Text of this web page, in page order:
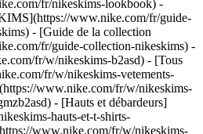
fr/nikeskims-lookbook) -
www.nike.com/fr/guide-
- [Guide de la collection
fr/guide-collection-nikeskims) -
fr/w/nikeskims-b2asd) - [Tous
fr/w/nikeskims-vetements-
www.nike.com/fr/w/nikeskims-
- [Hauts et débardeurs]
hauts-et-t-shirts-
www.nike.com/fr/w/nikeskims-